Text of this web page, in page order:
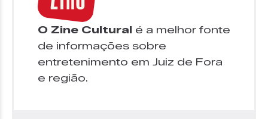
O Zine Cultural é a melhor fonte
de informações sobre
entretenimento em Juiz de Fora
e região.